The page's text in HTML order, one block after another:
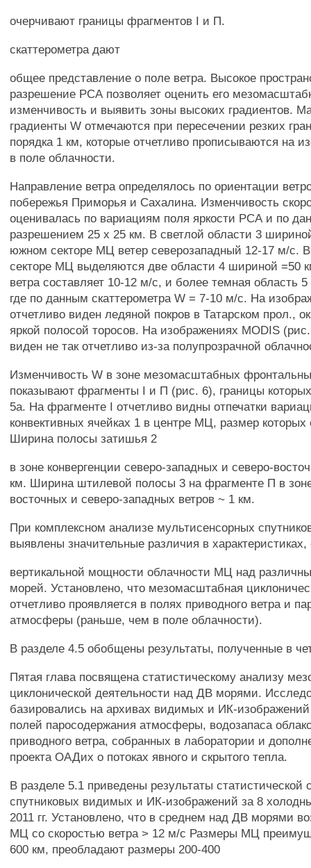
очерчивают границы фрагментов I и П.
скаттерометра дают
общее представление о поле ветра. Высокое
разрешение РСА позволяет оценить его
изменчивость и выявить зоны высоких градиентов.
градиенты W отмечаются при пересечении резких
порядка 1 км, которые отчетливо прописываются на
в поле облачности.
Направление ветра определялось по ориентации
побережья Приморья и Сахалина. Изменчивость
оценивалась по вариациям поля яркости РСА и по
разрешением 25 х 25 км. В светлой области 3
южном секторе МЦ ветер северозападный 12-17 м/с.
секторе МЦ выделяются две области 4 шириной =50
ветра составляет 10-12 м/с, и более темная область
где по данным скаттерометра W = 7-10 м/с. На
отчетливо виден ледяной покров в Татарском прол.,
яркой полосой торосов. На изображениях MODIS
виден не так отчетливо из-за полупрозрачной
Изменчивость W в зоне мезомасштабных
показывают фрагменты I и П (рис. 6), границы
5а. На фрагменте I отчетливо видны отпечатки
конвективных ячейках 1 в центре МЦ, размер которых
Ширина полосы затишья 2
в зоне конвергенции северо-западных и северо-
км. Ширина штилевой полосы 3 на фрагменте П в
восточных и северо-западных ветров ~ 1 км.
При комплексном анализе мультисенсорных
выявлены значительные различия в характеристиках,
вертикальной мощности облачности МЦ над
морей. Установлено, что мезомасштабная
отчетливо проявляется в полях приводного ветра и
атмосферы (раньше, чем в поле облачности).
В разделе 4.5 обобщены результаты, полученные в
Пятая глава посвящена статистическому анализу
циклонической деятельности над ДВ морями.
базировались на архивах видимых и ИК-
полей паросодержания атмосферы, водозапаса
приводного ветра, собранных в лаборатории и
проекта ОАДих о потоках явного и скрытого тепла.
В разделе 5.1 приведены результаты статистической
спутниковых видимых и ИК-изображений за 8
2011 гг. Установлено, что в среднем над ДВ морями
МЦ со скоростью ветра > 12 м/с Размеры МЦ
600 км, преобладают размеры 200-400